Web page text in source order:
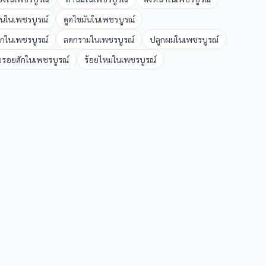
ในเพชรบูรณ์ ดูดไขมันในเพชรบูรณ์
ในเพชรบูรณ์ ลดกรามในเพชรบูรณ์ ปลูกผมในเพชรบูรณ์
อยสักในเพชรบูรณ์ ร้อยไหมในเพชรบูรณ์